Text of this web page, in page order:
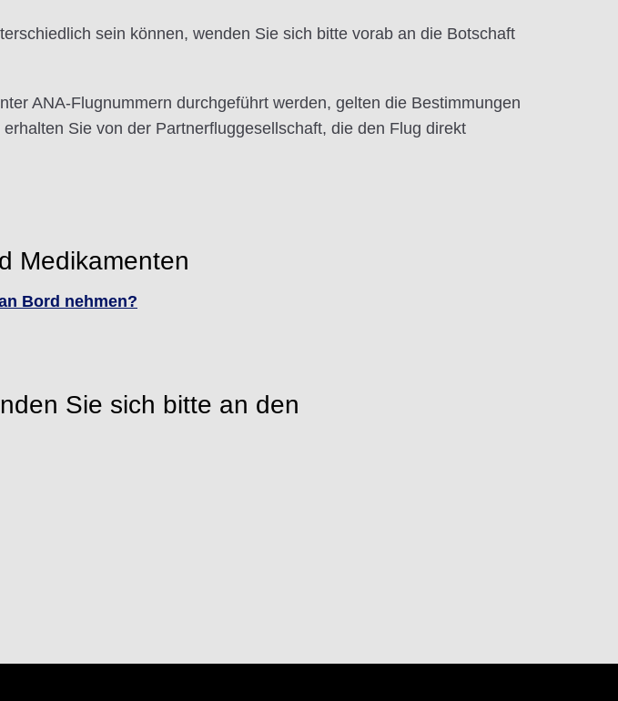
sein können, wenden Sie sich bitte vorab an die Botschaft
ANA-Flugnummern durchgeführt werden, gelten die Bestimmungen
Sie von der Partnerfluggesellschaft, die den Flug direkt
Medikamenten
Bord nehmen?
Sie sich bitte an den